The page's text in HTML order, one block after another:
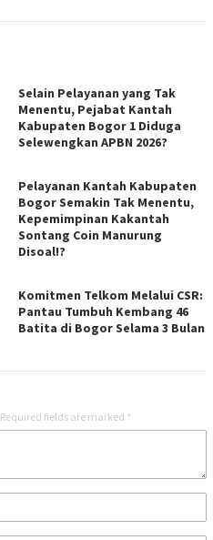
Selain Pelayanan yang Tak
Menentu, Pejabat Kantah
Kabupaten Bogor 1 Diduga
Selewengkan APBN 2026?
Pelayanan Kantah Kabupaten
Bogor Semakin Tak Menentu,
Kepemimpinan Kakantah
Sontang Coin Manurung
Disoal!?
Komitmen Telkom Melalui CSR:
Pantau Tumbuh Kembang 46
Batita di Bogor Selama 3 Bulan
Required fields are marked *